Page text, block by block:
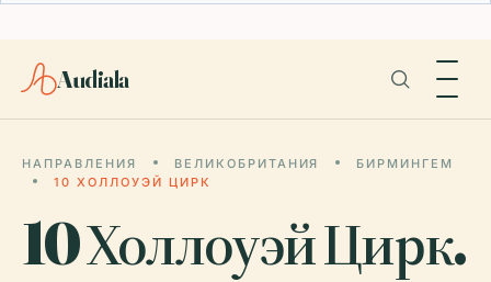
Audiala
НАПРАВЛЕНИЯ ВЕЛИКОБРИТАНИЯ
БИРМИНГЕМ
10 ХОЛЛОУЭЙ ЦИРК
10Холлоуэй Цирк.